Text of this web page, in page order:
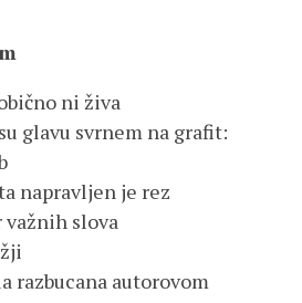
ni živa
glavu svrnem na grafit:
napravljen je rez
slova
razbucana autorovom